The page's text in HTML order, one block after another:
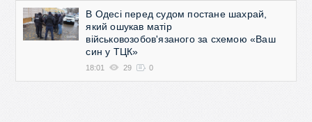
В Одесі перед судом постане шахрай,
який ошукав матір
військовозобов'язаного за схемою «Ваш
син у ТЦК»
18:01 29 0